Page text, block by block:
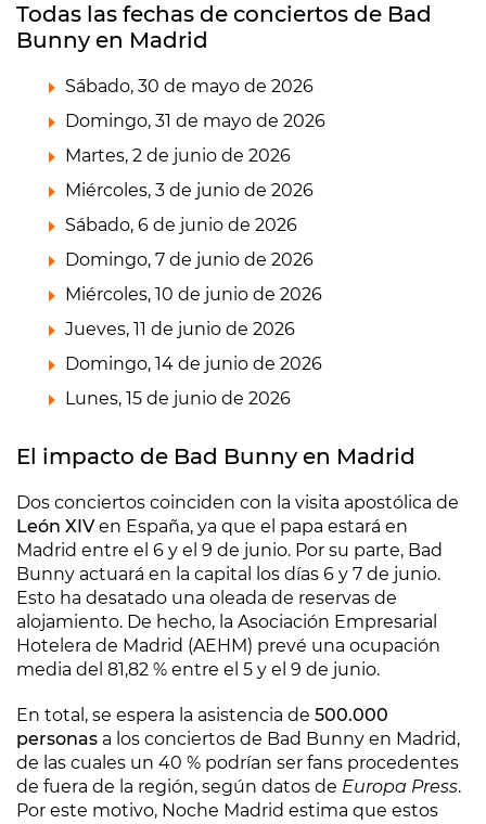
Todas las fechas de conciertos de Bad
Bunny en Madrid
Sábado, 30 de mayo de 2026
Domingo, 31 de mayo de 2026
Martes, 2 de junio de 2026
Miércoles, 3 de junio de 2026
Sábado, 6 de junio de 2026
Domingo, 7 de junio de 2026
Miércoles, 10 de junio de 2026
Jueves, 11 de junio de 2026
Domingo, 14 de junio de 2026
Lunes, 15 de junio de 2026
El impacto de Bad Bunny en Madrid
Dos conciertos coinciden con la visita apostólica de
León XIVen España, ya que el papa estará en
Madrid entre el 6 y el 9 de junio. Por su parte, Bad
Bunny actuará en la capital los días 6 y 7 de junio.
Esto ha desatado una oleada de reservas de
alojamiento. De hecho, la Asociación Empresarial
Hotelera de Madrid (AEHM) prevé una ocupación
media del 81,82 % entre el 5 y el 9 de junio.
En total, se espera la asistencia de 500.000
personas a los conciertos de Bad Bunny en Madrid,
de las cuales un 40 % podrían ser fans procedentes
de fuera de la región, según datos de Europa Press.
Por este motivo, Noche Madrid estima que estos